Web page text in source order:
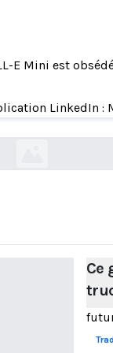
E Mini est
LinkedIn :
Ce